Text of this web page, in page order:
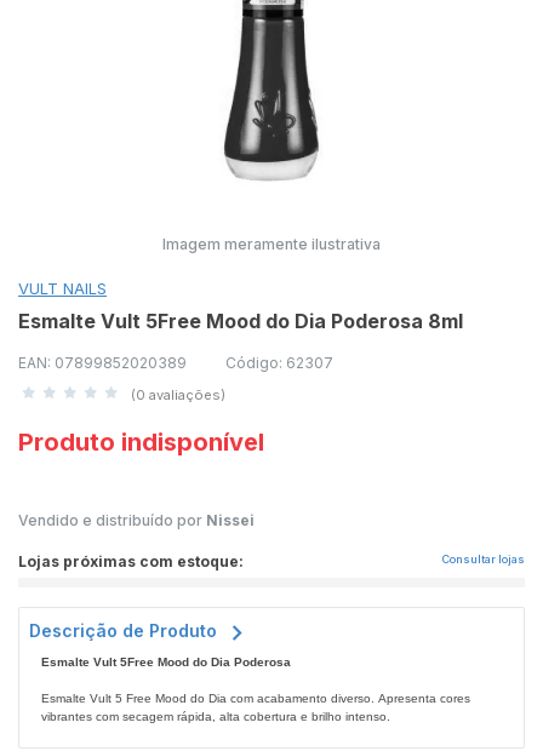
Imagem meramente ilustrativa
VULT NAILS
Esmalte Vult 5Free Mood do Dia Poderosa 8ml
EAN: 07899852020389 Código: 62307
(0 avaliações)
Produto indisponível
Vendido e distribuído por Nissei
Lojas próximas com estoque: Consultar lojas
Descrição de Produto
Esmalte Vult 5Free Mood do Dia Poderosa
Esmalte Vult 5 Free Mood do Dia com acabamento diverso. Apresenta cores
vibrantes com secagem rápida, alta cobertura e brilho intenso.